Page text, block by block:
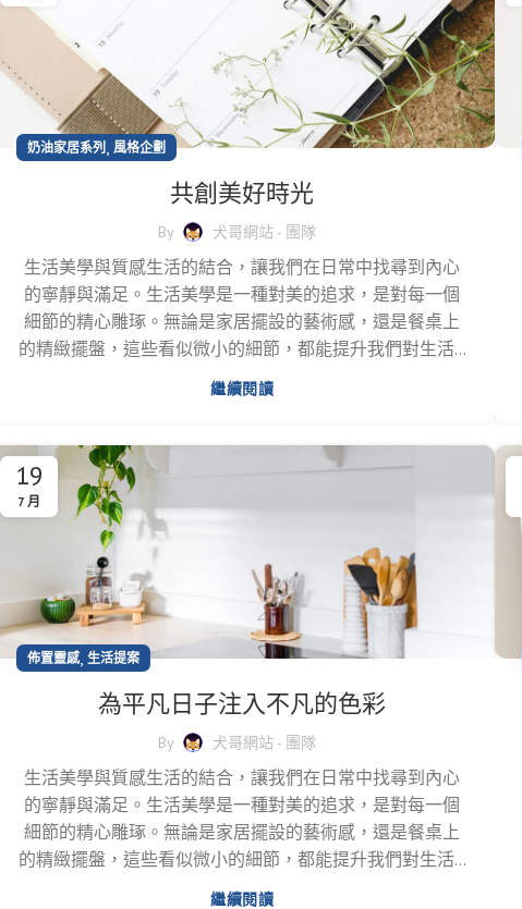
奶油家居系列 , 風格企劃
共創美好時光
By 犬哥網站 - 團隊
生活美學與質感生活的結合，讓我們在日常中找尋到內心
的寧靜與滿足。生活美學是一種對美的追求，是對每一個
細節的精心雕琢。無論是家居擺設的藝術感，還是餐桌上
的精緻擺盤，這些看似微小的細節，都能提升我們對生活...
繼續閱讀
19
7 月
佈置靈感, 生活提案
為平凡日子注入不凡的色彩
By 犬哥網站 - 團隊
生活美學與質感生活的結合，讓我們在日常中找尋到內心
的寧靜與滿足。生活美學是一種對美的追求，是對每一個
細節的精心雕琢。無論是家居擺設的藝術感，還是餐桌上
的精緻擺盤，這些看似微小的細節，都能提升我們對生活...
繼續閱讀